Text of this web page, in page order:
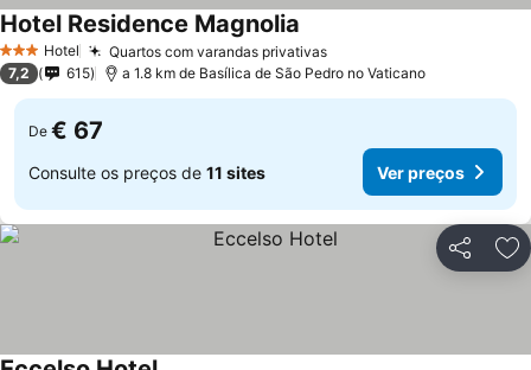
3 EstrelasHotel Quartos com varandas privativas
Hotel Residence Magnolia
7,2 615 a 1.8 km de Basílica de São Pedro no Vaticano
De € 67
Consulte os preços de 11 sites Ver preços
Partilhar